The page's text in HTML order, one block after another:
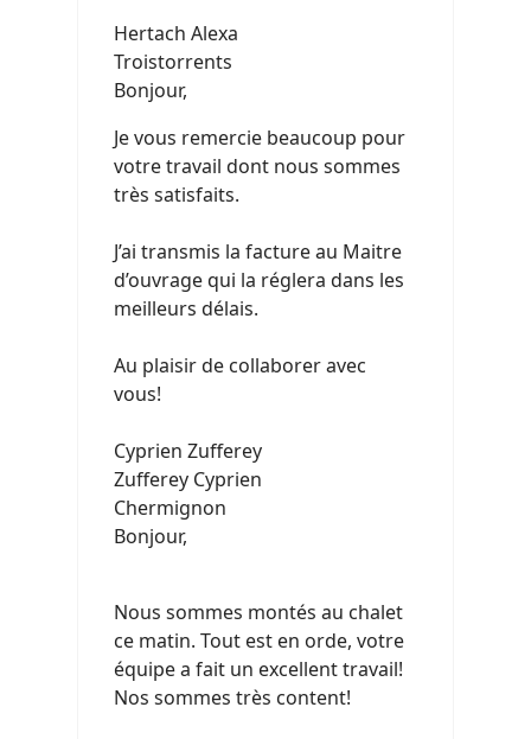
Hertach Alexa
Troistorrents
Bonjour,
Je vous remercie beaucoup pour
votre travail dont nous sommes
très satisfaits.
J’ai transmis la facture au Maitre
d’ouvrage qui la réglera dans les
meilleurs délais.
Au plaisir de collaborer avec
vous!
Cyprien Zufferey
Zufferey Cyprien
Chermignon
Bonjour,
Nous sommes montés au chalet
ce matin. Tout est en orde, votre
équipe a fait un excellent travail!
Nos sommes très content!